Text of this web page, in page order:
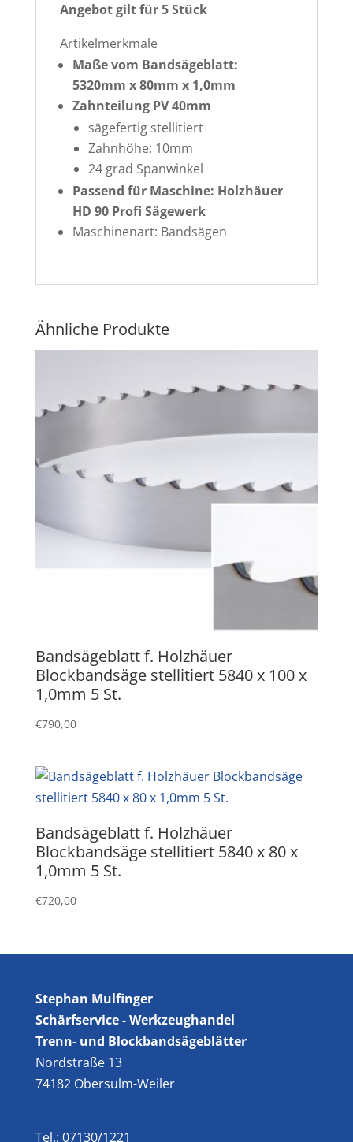
Angebot gilt für 5 Stück
Artikelmerkmale
Maße vom Bandsägeblatt:
5320mm x 80mm x 1,0mm
Zahnteilung PV 40mm
sägefertig stellitiert
Zahnhöhe: 10mm
24 grad Spanwinkel
Passend für Maschine: Holzhäuer
HD 90 Profi Sägewerk
Maschinenart: Bandsägen
Ähnliche Produkte
Bandsägeblatt f. Holzhäuer
Blockbandsäge stellitiert 5840 x 100 x
1,0mm 5 St.
€790,00
Bandsägeblatt f. Holzhäuer
Blockbandsäge stellitiert 5840 x 80 x
1,0mm 5 St.
€720,00
Stephan Mulfinger
Schärfservice - Werkzeughandel
Trenn- und Blockbandsägeblätter
Nordstraße 13
74182 Obersulm-Weiler
Tel.: 07130/1221